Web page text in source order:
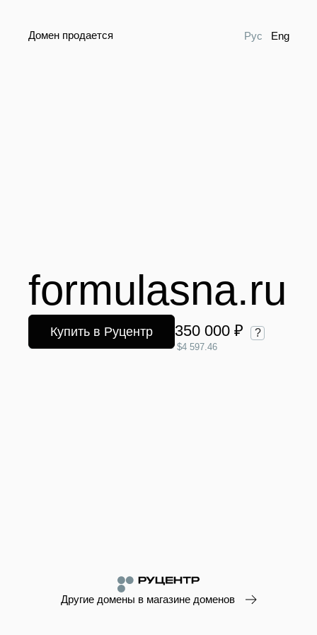
Домен продается Рус Eng
formulasna.ru
Купить в Руцентр 350 000 ₽ ?
$4 597.46
Другие домены в магазине доменов